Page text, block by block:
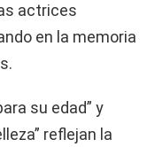
actrices
en la memoria
su edad” y
reflejan la